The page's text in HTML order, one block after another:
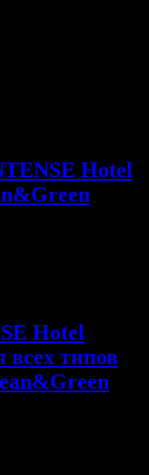
Hotel
Hotel
всех типов